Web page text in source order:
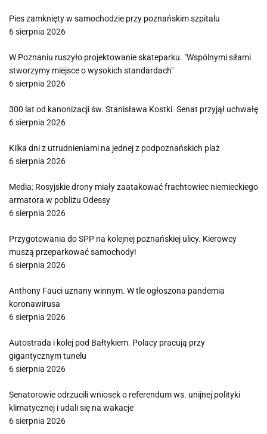
Pies zamknięty w samochodzie przy poznańskim szpitalu
6 sierpnia 2026
W Poznaniu ruszyło projektowanie skateparku. "Wspólnymi siłami
stworzymy miejsce o wysokich standardach"
6 sierpnia 2026
300 lat od kanonizacji św. Stanisława Kostki. Senat przyjął uchwałę
6 sierpnia 2026
Kilka dni z utrudnieniami na jednej z podpoznańskich plaż
6 sierpnia 2026
Media: Rosyjskie drony miały zaatakować frachtowiec niemieckiego
armatora w pobliżu Odessy
6 sierpnia 2026
Przygotowania do SPP na kolejnej poznańskiej ulicy. Kierowcy
muszą przeparkować samochody!
6 sierpnia 2026
Anthony Fauci uznany winnym. W tle ogłoszona pandemia
koronawirusa
6 sierpnia 2026
Autostrada i kolej pod Bałtykiem. Polacy pracują przy
gigantycznym tunelu
6 sierpnia 2026
Senatorowie odrzucili wniosek o referendum ws. unijnej polityki
klimatycznej i udali się na wakacje
6 sierpnia 2026